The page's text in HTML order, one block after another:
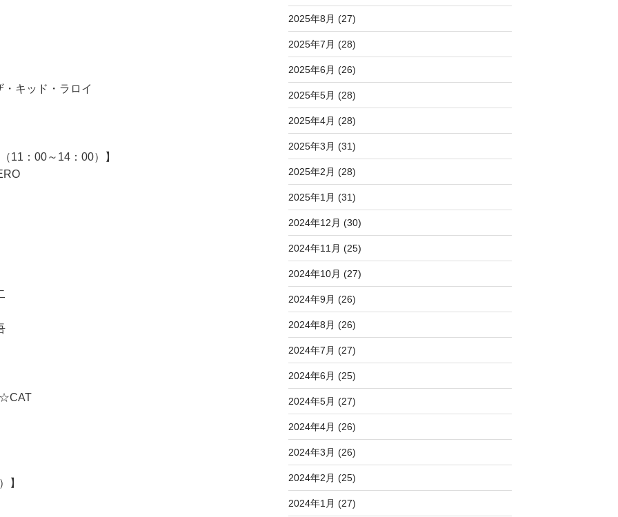
キッド・ラロイ
11：00～14：00）】
】
2025年8月 (27)
2025年7月 (28)
2025年6月 (26)
2025年5月 (28)
2025年4月 (28)
2025年3月 (31)
2025年2月 (28)
2025年1月 (31)
2024年12月 (30)
2024年11月 (25)
2024年10月 (27)
2024年9月 (26)
2024年8月 (26)
2024年7月 (27)
2024年6月 (25)
2024年5月 (27)
2024年4月 (26)
2024年3月 (26)
2024年2月 (25)
2024年1月 (27)